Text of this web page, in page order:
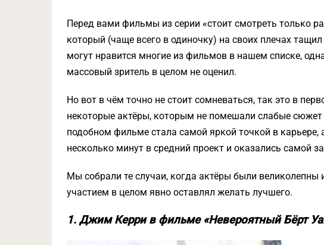
Перед вами фильмы из серии «стоит смотреть только
который (чаще всего в одиночку) на своих плечах
могут нравится многие из фильмов в нашем списке,
массовый зритель в целом не оценил.
Но вот в чём точно не стоит сомневаться, так это в
некоторые актёры, которым не помешали слабые сюжет
подобном фильме стала самой яркой точкой в карьере,
несколько минут в средний проект и оказались самой
Мы собрали те случаи, когда актёры были
участием в целом явно оставлял желать лучшего.
1. Джим Керри в фильме «Невероятный Бёрт